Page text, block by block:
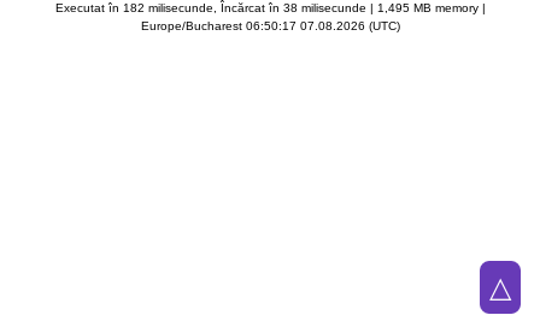
Executat în 182 milisecunde, Încărcat în 38 milisecunde | 1,495 MB memory |
Europe/Bucharest 06:50:17 07.08.2026 (UTC)
△